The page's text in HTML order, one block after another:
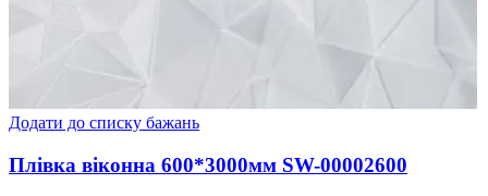
Додати до списку бажань
Плівка віконна 600*3000мм SW-00002600